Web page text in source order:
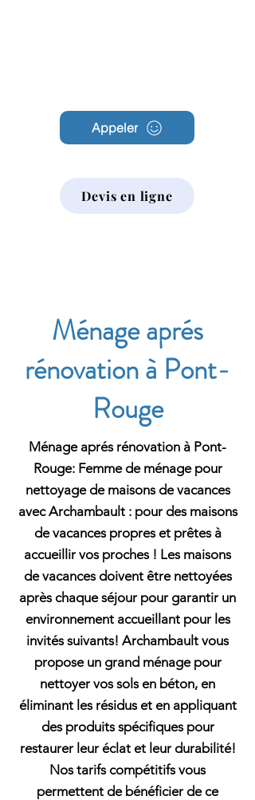
Appeler
Devis en ligne
Ménage aprés
rénovation à Pont-
Rouge
Ménage aprés rénovation à Pont-
Rouge: Femme de ménage pour
nettoyage de maisons de vacances
avec Archambault : pour des maisons
de vacances propres et prêtes à
accueillir vos proches ! Les maisons
de vacances doivent être nettoyées
après chaque séjour pour garantir un
environnement accueillant pour les
invités suivants! Archambault vous
propose un grand ménage pour
nettoyer vos sols en béton, en
éliminant les résidus et en appliquant
des produits spécifiques pour
restaurer leur éclat et leur durabilité!
Nos tarifs compétitifs vous
permettent de bénéficier de ce